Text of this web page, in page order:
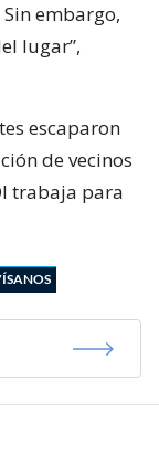
embargo,
lugar”,
escaparon
de vecinos
trabaja para